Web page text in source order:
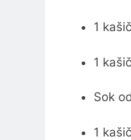
1
1
Sok
1